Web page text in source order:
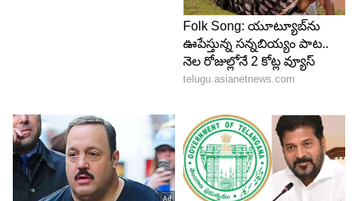
వివరాలను 'Add Passenger' ఆప్షన్ ద్వారా ముందే సేవ్
ఇప్పుడు, బుకింగ్ సమయంలో మీరు ప్యాసింజర్ వివరాల
అక్కడ 'Add Existing' అనే ఆప్షన్ కనిపిస్తుంది. దాన్ని క్లిక్
చేయగానే, మీరు సేవ్ చేసిన మాస్టర్ లిస్ట్ ఓపెన్ అవుతుంది.
పేర్లను సెలెక్ట్ చేసి, నేరుగా పేమెంట్ పేజీకి వెళ్లిపోవచ్చు!